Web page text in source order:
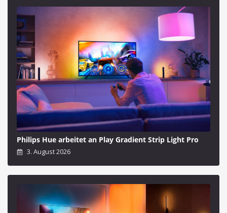
Philips Hue arbeitet an Play Gradient Strip Light Pro
3. August 2026